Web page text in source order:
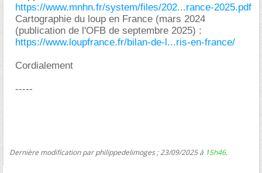
https://www.mnhn.fr/system/files/202...rance-2025.pdf
Cartographie du loup en France (mars 2024
(publication de l'OFB de septembre 2025) :
https://www.loupfrance.fr/bilan-de-l...ris-en-france/
Cordialement
-----
Dernière modification par philippedelimoges ; 23/09/2025 à 15h46.